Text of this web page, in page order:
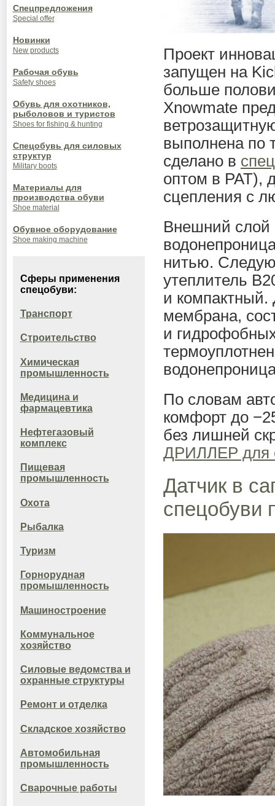
Спецпредложения
Special offer
Новинки
New products
Рабочая обувь
Safety shoes
Обувь для охотников,
рыболовов и туристов
Shoes for fishing & hunting
Спецобувь для силовых
структур
Military boots
Материалы для
производства обуви
Shoe material
Обувное оборудование
Shoe making machine
Сферы применения
спецобуви:
Транспорт
Строительство
Химическая
промышленность
Медицина и
фармацевтика
Нефтегазовый
комплекс
Пищевая
промышленность
Охота
Рыбалка
Туризм
Горнорудная
промышленность
Машиностроение
Коммунальное
хозяйство
Силовые ведомства и
охранные структуры
Ремонт и отделка
Складское хозяйство
Автомобильная
промышленность
Сварочные работы
Проект
запущен на
больше
Xnowmate
выполнена по
сделано в
оптом в РАТ),
сцепления с
Внешний слой
нитью.
утеплитель
и
мембрана,
и
По словам
комфорт до
без лишней
ДРИЛЛЕР для
Датчик в
спецобуви